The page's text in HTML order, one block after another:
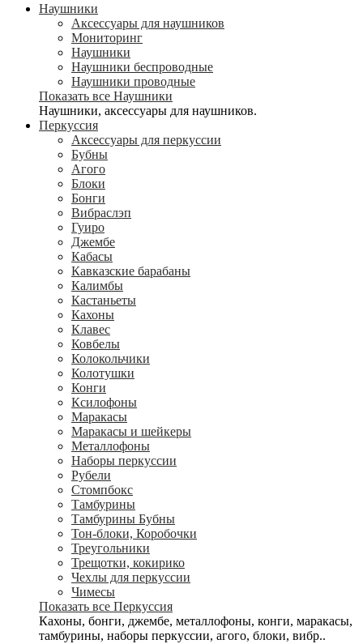
Наушники
Аксессуары для наушников
Мониторинг
Наушники
Наушники беспроводные
Наушники проводные
Показать все Наушники
Наушники, аксессуары для наушников.
Перкуссия
Аксессуары для перкуссии
Бубны
Агого
Блоки
Бонги
Вибраслэп
Гуиро
Джембе
Кабасы
Кавказские барабаны
Калимбы
Кастаньеты
Кахоны
Клавес
Ковбелы
Колокольчики
Колотушки
Конги
Ксилофоны
Маракасы
Маракасы и шейкеры
Металлофоны
Наборы перкуссии
Рубели
Стомпбокс
Тамбурины
Тамбурины Бубны
Тон-блоки, Коробочки
Треугольники
Трещотки, кокирико
Чехлы для перкуссии
Чимесы
Показать все Перкуссия
Кахоны, бонги, джембе, металлофоны, конги, маракасы,
тамбурины, наборы перкуссии, агого, блоки, вибр..